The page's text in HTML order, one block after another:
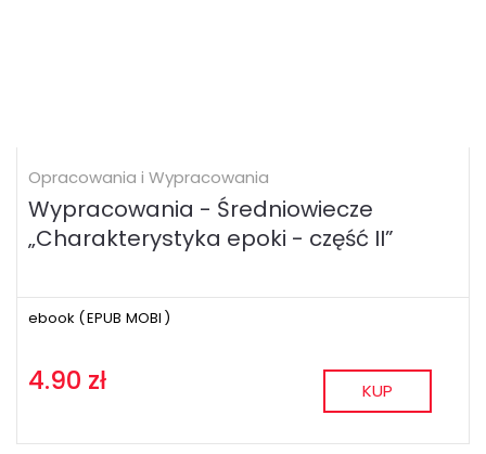
Opracowania i Wypracowania
Wypracowania - Średniowiecze
„Charakterystyka epoki - część II”
ebook (EPUB MOBI )
4.90 zł KUP